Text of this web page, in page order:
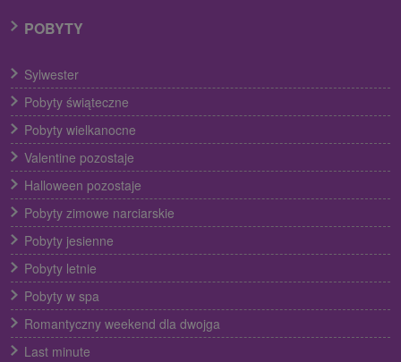
POBYTY
Sylwester
Pobyty świąteczne
Pobyty wielkanocne
Valentine pozostaje
Halloween pozostaje
Pobyty zimowe narciarskie
Pobyty jesienne
Pobyty letnie
Pobyty w spa
Romantyczny weekend dla dwojga
Last minute